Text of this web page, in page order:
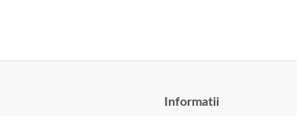
Informatii